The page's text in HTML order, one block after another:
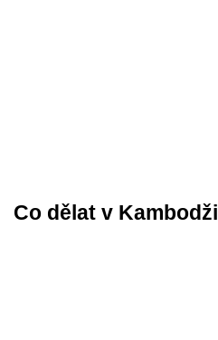
Co dělat v Kambodži